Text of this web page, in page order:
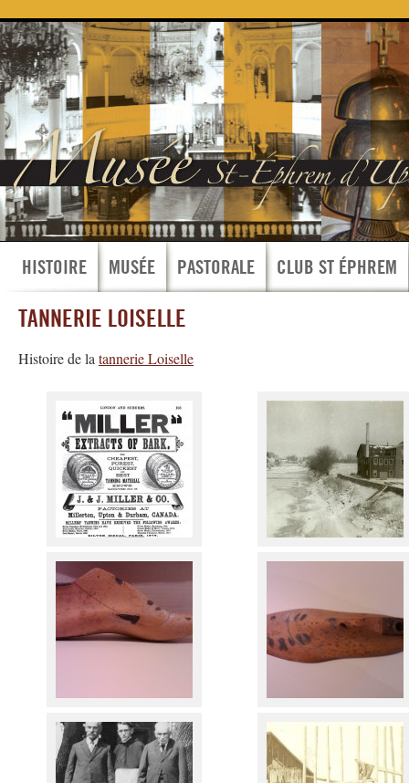
HISTOIRE MUSÉE PASTORALE CLUB ST ÉPHREM
TANNERIE LOISELLE
Histoire de la tannerie Loiselle